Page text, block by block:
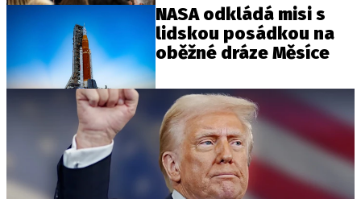
NASA odkládá misi s
lidskou posádkou na
oběžné dráze Měsíce